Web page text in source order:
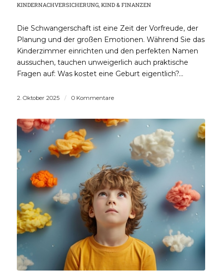
KINDERNACHVERSICHERUNG, KIND & FINANZEN
Die Schwangerschaft ist eine Zeit der Vorfreude, der
Planung und der großen Emotionen. Während Sie das
Kinderzimmer einrichten und den perfekten Namen
aussuchen, tauchen unweigerlich auch praktische
Fragen auf: Was kostet eine Geburt eigentlich?…
2. Oktober 2025 / 0 Kommentare